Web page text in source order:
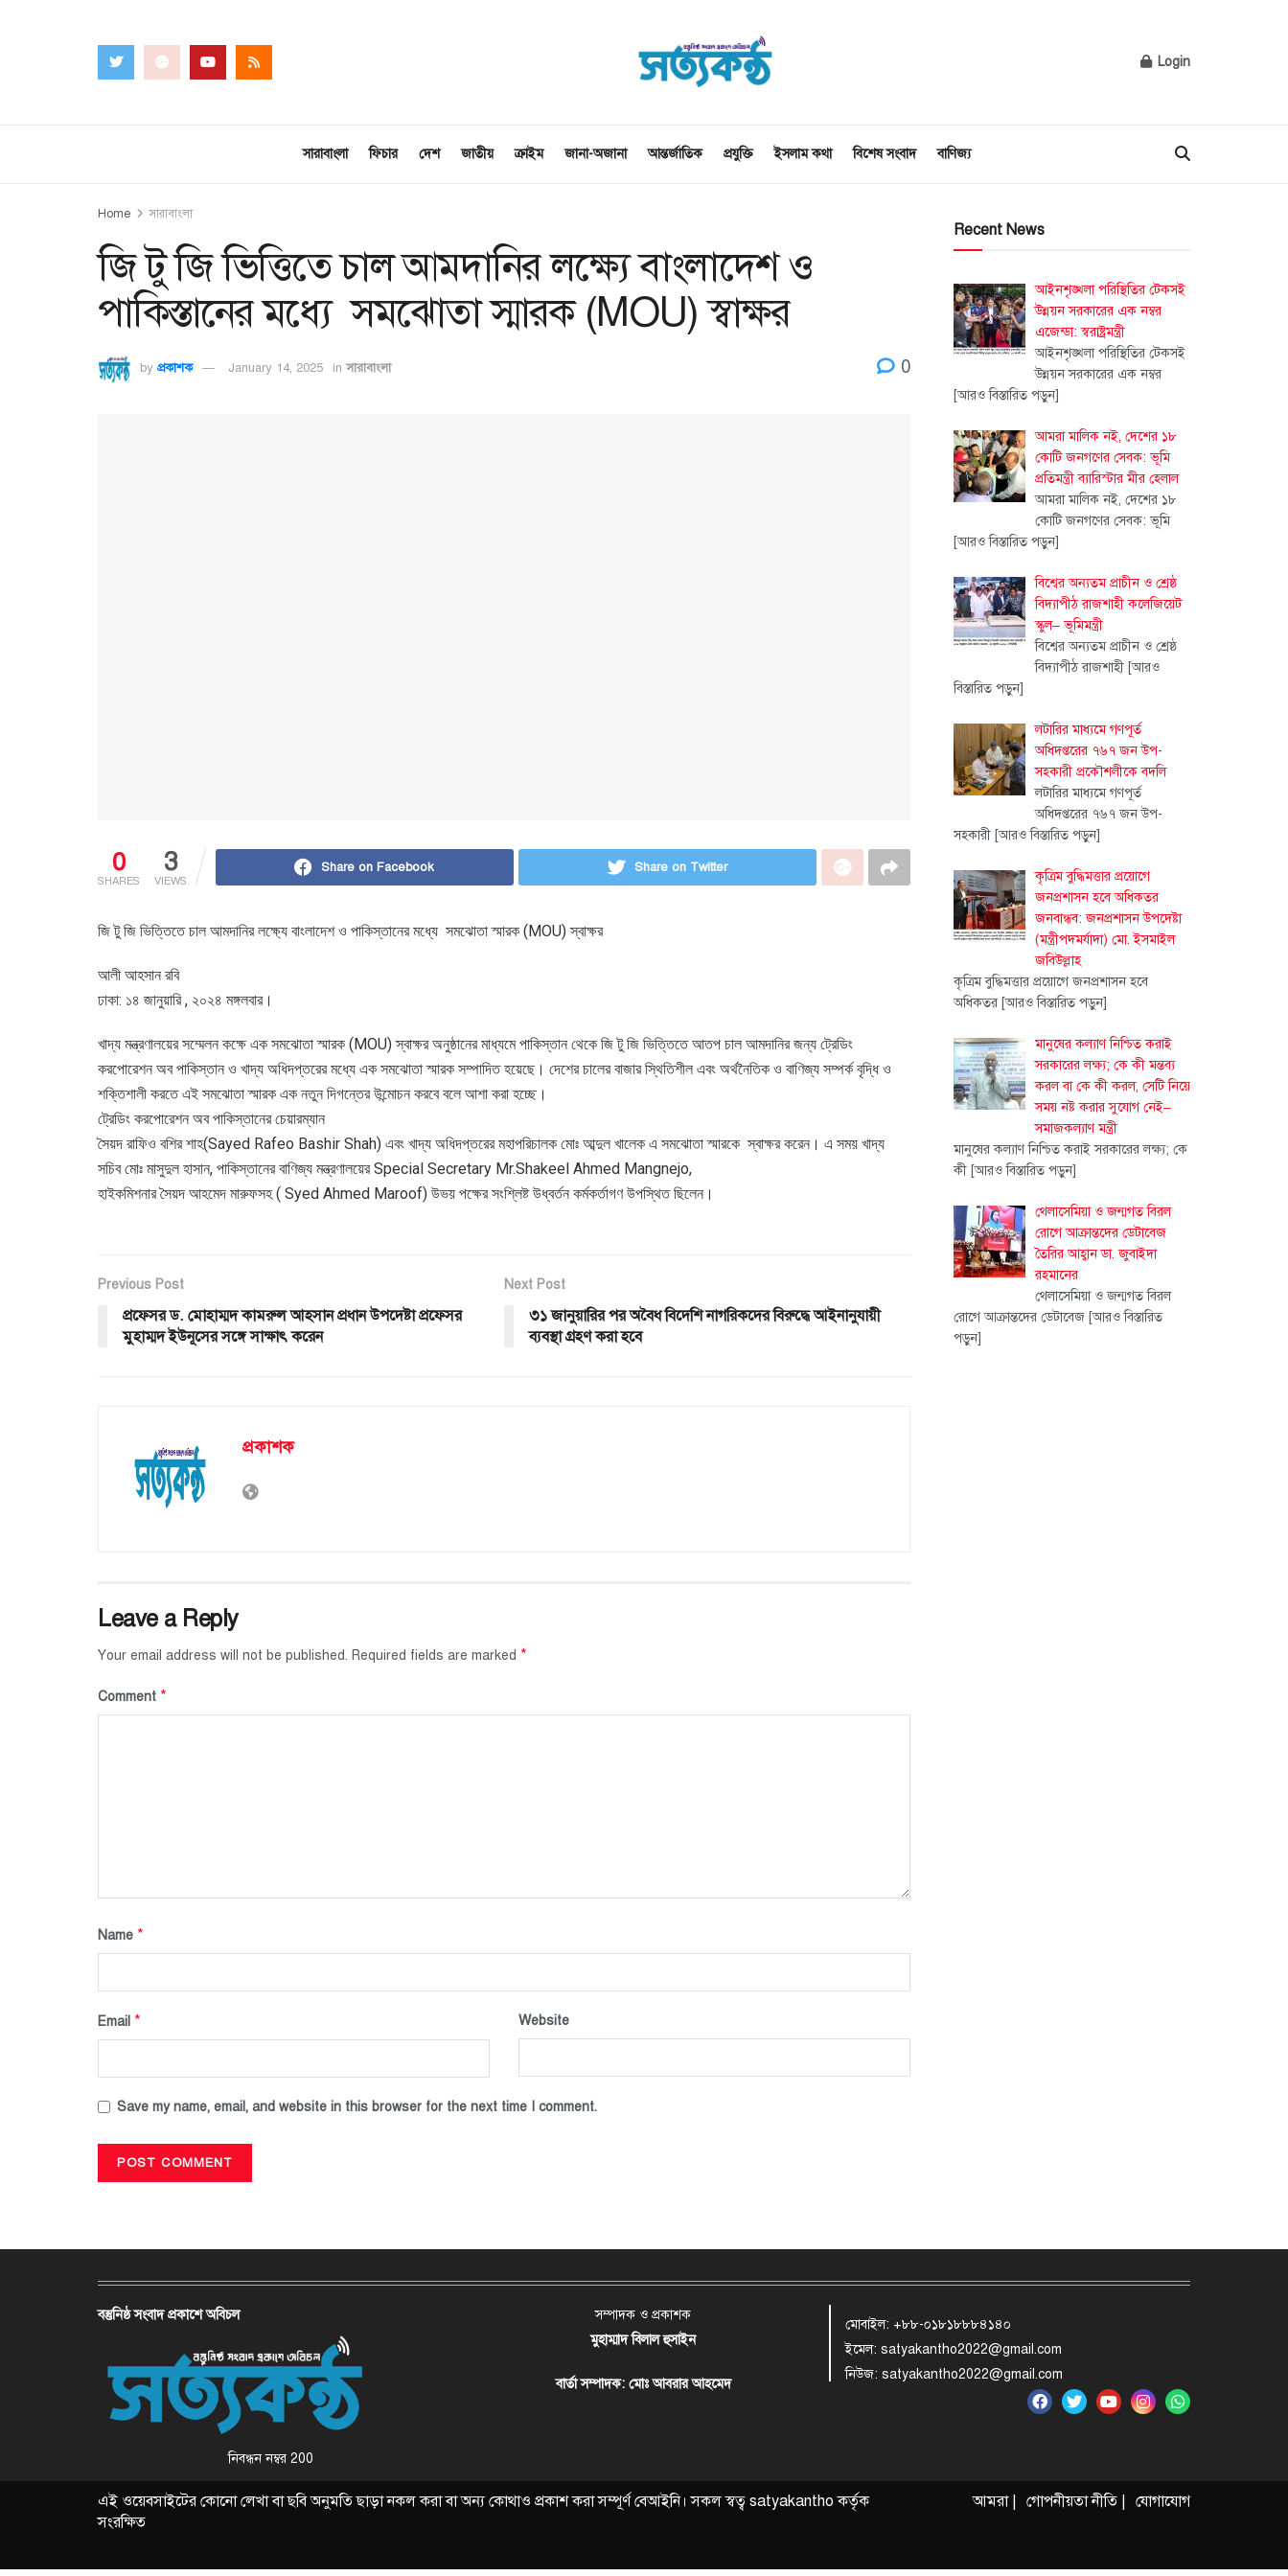
Login
সারাবাংলা ফিচার দেশ জাতীয় ক্রাইম জানা-অজানা আন্তর্জাতিক প্রযুক্তি ইসলাম কথা বিশেষ সংবাদ বাণিজ্য
Home সারাবাংলা
জি টু জি ভিত্তিতে চাল আমদানির লক্ষ্যে বাংলাদেশ ও
পাকিস্তানের মধ্যে সমঝোতা স্মারক (MOU) স্বাক্ষর
by প্রকাশক January 14, 2025 in সারাবাংলা 0
0
SHARES
3
VIEWS
Share on Facebook Share on Twitter
জি টু জি ভিত্তিতে চাল আমদানির লক্ষ্যে বাংলাদেশ ও পাকিস্তানের মধ্যে সমঝোতা স্মারক (MOU) স্বাক্ষর
আলী আহসান রবি
ঢাকা: ১৪ জানুয়ারি , ২০২৪ মঙ্গলবার।
খাদ্য মন্ত্রণালয়ের সম্মেলন কক্ষে এক সমঝোতা স্মারক (MOU) স্বাক্ষর অনুষ্ঠানের মাধ্যমে পাকিস্তান থেকে জি টু জি ভিত্তিতে আতপ চাল আমদানির জন্য ট্রেডিং
করপোরেশন অব পাকিস্তান ও খাদ্য অধিদপ্তরের মধ্যে এক সমঝোতা স্মারক সম্পাদিত হয়েছে। দেশের চালের বাজার স্থিতিশীল এবং অর্থনৈতিক ও বাণিজ্য সম্পর্ক বৃদ্ধি ও
শক্তিশালী করতে এই সমঝোতা স্মারক এক নতুন দিগন্তের উন্মোচন করবে বলে আশা করা হচ্ছে।
ট্রেডিং করপোরেশন অব পাকিস্তানের চেয়ারম্যান
সৈয়দ রাফিও বশির শাহ(Sayed Rafeo Bashir Shah) এবং খাদ্য অধিদপ্তরের মহাপরিচালক মোঃ আব্দুল খালেক এ সমঝোতা স্মারকে স্বাক্ষর করেন। এ সময় খাদ্য
সচিব মোঃ মাসুদুল হাসান, পাকিস্তানের বাণিজ্য মন্ত্রণালয়ের Special Secretary Mr.Shakeel Ahmed Mangnejo,
হাইকমিশনার সৈয়দ আহমেদ মারুফসহ ( Syed Ahmed Maroof) উভয় পক্ষের সংশ্লিষ্ট উধ্বর্তন কর্মকর্তাগণ উপস্থিত ছিলেন।
Previous Post
প্রফেসর ড. মোহাম্মদ কামরুল আহসান প্রধান উপদেষ্টা প্রফেসর
মুহাম্মদ ইউনূসের সঙ্গে সাক্ষাৎ করেন
Next Post
৩১ জানুয়ারির পর অবৈধ বিদেশি নাগরিকদের বিরুদ্ধে আইনানুযায়ী
ব্যবস্থা গ্রহণ করা হবে
প্রকাশক
Leave a Reply
Your email address will not be published. Required fields are marked *
Comment *
Name *
Email * Website
Save my name, email, and website in this browser for the next time I comment.
Recent News
আইনশৃঙ্খলা পরিস্থিতির টেকসই
উন্নয়ন সরকারের এক নম্বর
এজেন্ডা: স্বরাষ্ট্রমন্ত্রী
আইনশৃঙ্খলা পরিস্থিতির টেকসই
উন্নয়ন সরকারের এক নম্বর
[আরও বিস্তারিত পড়ুন]
আমরা মালিক নই, দেশের ১৮
কোটি জনগণের সেবক: ভূমি
প্রতিমন্ত্রী ব্যারিস্টার মীর হেলাল
আমরা মালিক নই, দেশের ১৮
কোটি জনগণের সেবক: ভূমি
[আরও বিস্তারিত পড়ুন]
বিশ্বের অন্যতম প্রাচীন ও শ্রেষ্ঠ
বিদ্যাপীঠ রাজশাহী কলেজিয়েট
স্কুল– ভূমিমন্ত্রী
বিশ্বের অন্যতম প্রাচীন ও শ্রেষ্ঠ
বিদ্যাপীঠ রাজশাহী [আরও
বিস্তারিত পড়ুন]
লটারির মাধ্যমে গণপূর্ত
অধিদপ্তরের ৭৬৭ জন উপ-
সহকারী প্রকৌশলীকে বদলি
লটারির মাধ্যমে গণপূর্ত
অধিদপ্তরের ৭৬৭ জন উপ-
সহকারী [আরও বিস্তারিত পড়ুন]
কৃত্রিম বুদ্ধিমত্তার প্রয়োগে
জনপ্রশাসন হবে অধিকতর
জনবান্ধব: জনপ্রশাসন উপদেষ্টা
(মন্ত্রীপদমর্যাদা) মো. ইসমাইল
জবিউল্লাহ
কৃত্রিম বুদ্ধিমত্তার প্রয়োগে জনপ্রশাসন হবে
অধিকতর [আরও বিস্তারিত পড়ুন]
মানুষের কল্যাণ নিশ্চিত করাই
সরকারের লক্ষ্য; কে কী মন্তব্য
করল বা কে কী করল, সেটি নিয়ে
সময় নষ্ট করার সুযোগ নেই–
সমাজকল্যাণ মন্ত্রী
মানুষের কল্যাণ নিশ্চিত করাই সরকারের লক্ষ্য; কে
কী [আরও বিস্তারিত পড়ুন]
থেলাসেমিয়া ও জন্মগত বিরল
রোগে আক্রান্তদের ডেটাবেজ
তৈরির আহ্বান ডা. জুবাইদা
রহমানের
থেলাসেমিয়া ও জন্মগত বিরল
রোগে আক্রান্তদের ডেটাবেজ [আরও বিস্তারিত
পড়ুন]
বস্তুনিষ্ঠ সংবাদ প্রকাশে অবিচল
নিবন্ধন নম্বর 200
সম্পাদক ও প্রকাশক
মুহাম্মাদ বিলাল হুসাইন
বার্তা সম্পাদক: মোঃ আবরার আহমেদ
মোবাইল: +৮৮-০১৮১৮৮৮৪১৪০
ইমেল: satyakantho2022@gmail.com
নিউজ: satyakantho2022@gmail.com
এই ওয়েবসাইটের কোনো লেখা বা ছবি অনুমতি ছাড়া নকল করা বা অন্য কোথাও প্রকাশ করা সম্পূর্ণ বেআইনি। সকল স্বত্ব satyakantho কর্তৃক
সংরক্ষিত
আমরা | গোপনীয়তা নীতি | যোগাযোগ